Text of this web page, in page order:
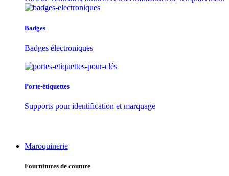
Badges
Badges électroniques
Porte-étiquettes
Supports pour identification et marquage
Maroquinerie
Fournitures de couture